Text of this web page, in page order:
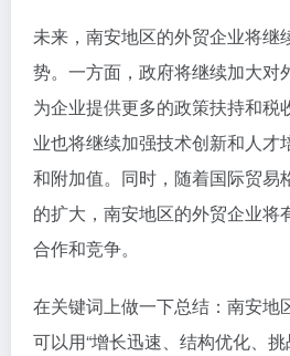
未来，南安地区的外贸企业将继
势。一方面，政府将继续加大对
为企业提供更多的政策扶持和税
业也将继续加强技术创新和人才
和附加值。同时，随着国际贸易
的扩大，南安地区的外贸企业将
合作和竞争。
在关键词上做一下总结：南安地
可以用“增长迅速、结构优化、